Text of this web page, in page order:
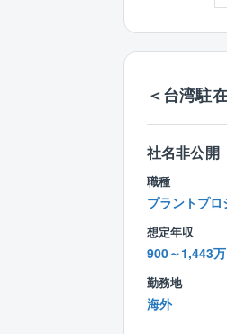
＜台湾駐
社名非公開
職種
プラントプ
想定年収
900～1,443
勤務地
海外